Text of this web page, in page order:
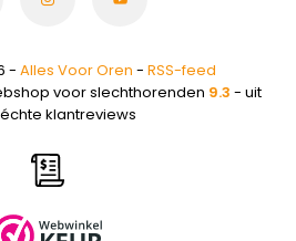
- Alles Voor Oren - RSS-feed
voor slechthorenden 9.3 - uit
échte klantreviews